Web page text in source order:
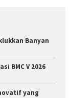
Banyan
BMC V 2026
yang